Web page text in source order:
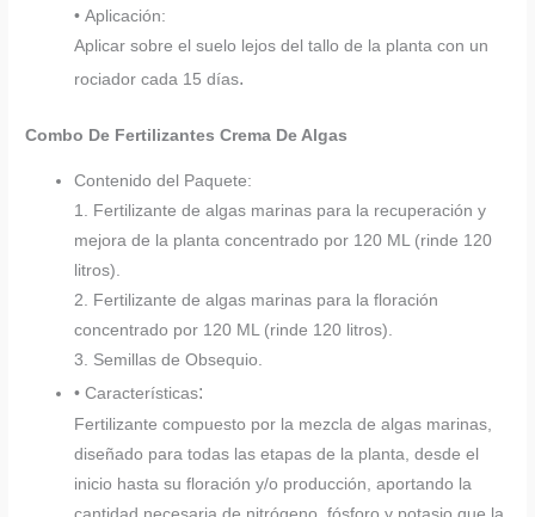
• Aplicación:
Aplicar sobre el suelo lejos del tallo de la planta con un
rociador cada 15 días.
Combo De Fertilizantes Crema De Algas
Contenido del Paquete:
1. Fertilizante de algas marinas para la recuperación y
mejora de la planta concentrado por 120 ML (rinde 120
litros).
2. Fertilizante de algas marinas para la floración
concentrado por 120 ML (rinde 120 litros).
3. Semillas de Obsequio.
• Características:
Fertilizante compuesto por la mezcla de algas marinas,
diseñado para todas las etapas de la planta, desde el
inicio hasta su floración y/o producción, aportando la